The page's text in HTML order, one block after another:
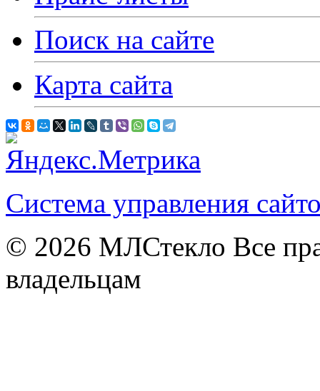
Поиск на сайте
Карта сайта
Система управления
© 2026 МЛСтекло Все
владельцам